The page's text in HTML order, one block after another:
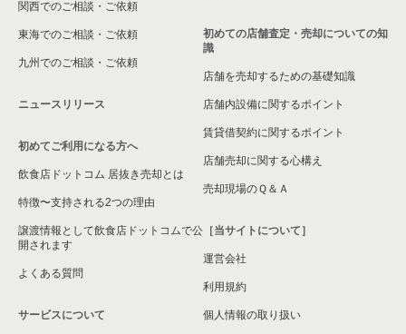
関西でのご相談・ご依頼
東海でのご相談・ご依頼
九州でのご相談・ご依頼
ニュースリリース
初めてご利用になる方へ
飲食店ドットコム 居抜き売却とは
特徴〜支持される2つの理由
譲渡情報として飲食店ドットコムで公
開されます
よくある質問
サービスについて
初めての店舗査定・売却についての知
識
店舗を売却するための基礎知識
店舗内設備に関するポイント
賃貸借契約に関するポイント
店舗売却に関する心構え
売却現場のＱ＆Ａ
［当サイトについて］
運営会社
利用規約
個人情報の取り扱い